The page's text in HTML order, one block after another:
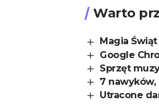
Warto
Magia
Google
Sprzęt
7
Utracone